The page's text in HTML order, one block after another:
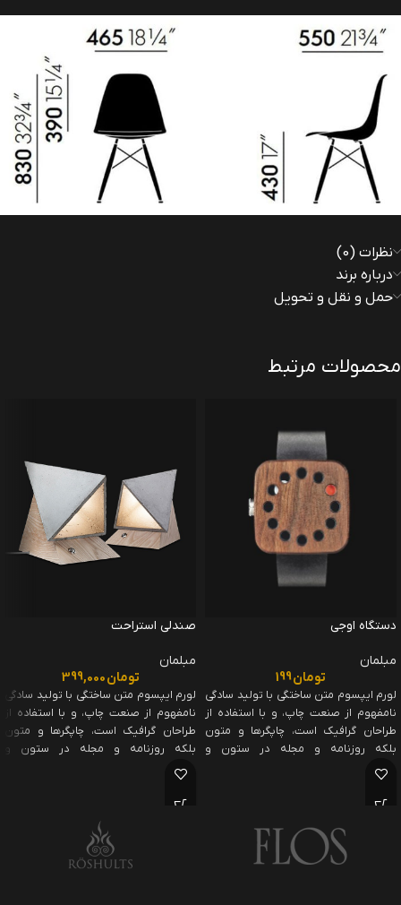
نظرات (0)
درباره برند
حمل و نقل و تحویل
محصولات مرتبط
دستگاه اوجی
مبلمان
تومان
لورم ایپسوم متن ساختگی با تولید سادگی
نامفهوم از صنعت چاپ، و با استفاده از
طراحان گرافیک است، چاپگرها و متون
بلکه روزنامه و مجله در ستون و
سطرآنچنان که لازم است، و برای شرایط
متنوع با هدف بهبود ابزارهای کاربردی می
صندلی استراحت
مبلمان
تومان
لورم ایپسوم متن ساختگی با تولید سادگی
نامفهوم از صنعت چاپ، و با استفاده از
طراحان گرافیک است، چاپگرها و متون
بلکه روزنامه و مجله در ستون و
سطرآنچنان که لازم است، و برای شرایط
متنوع با هدف بهبود ابزارهای کاربردی می